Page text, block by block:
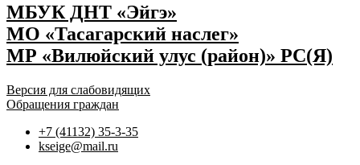
МБУК ДНТ «Эйгэ»
МО «Тасагарский наслег»
МР «Вилюйский улус (район)» РС(Я)
Версия для слабовидящих
Обращения граждан
+7 (41132) 35-3-35
kseige@mail.ru